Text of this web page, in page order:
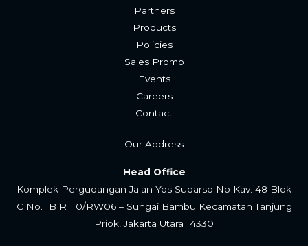
Partners
Products
Policies
Sales Promo
Events
Careers
Contact
Our Address
Head Office
Komplek Pergudangan Jalan Yos Sudarso No Kav. 48 Blok
C No. 1B RT10/RW06 – Sungai Bambu Kecamatan Tanjung
Priok, Jakarta Utara 14330